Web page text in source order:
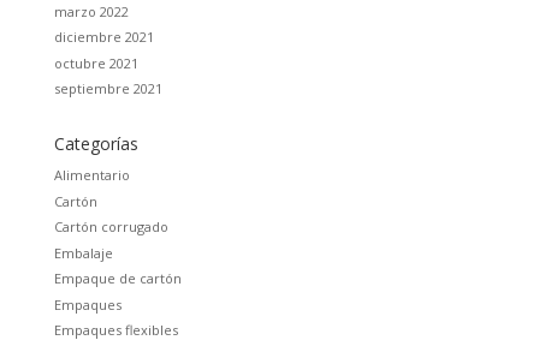
marzo 2022
diciembre 2021
octubre 2021
septiembre 2021
Categorías
Alimentario
Cartón
Cartón corrugado
Embalaje
Empaque de cartón
Empaques
Empaques flexibles